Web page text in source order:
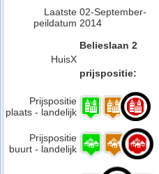
Laatste
peildatum
02-September-
2014
HuisX
Belieslaan 2
prijspositie:
Prijspositie
plaats - landelijk
Prijspositie
buurt - landelijk